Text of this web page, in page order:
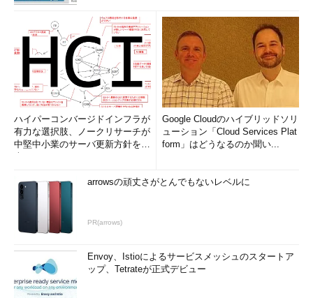
ハイパーコンバージドインフラが
有力な選択肢、ノークリサーチが
中堅中小業のサーバ更新方針を調
Google Cloudのハイブリッドソリ
ューション「Cloud Services Plat
form」はどうなるのか聞い...
arrowsの頑丈さがとんでもないレベルに
PR(arrows)
Envoy、Istioによるサービスメッシュのスタートア
ップ、Tetrateが正式デビュー